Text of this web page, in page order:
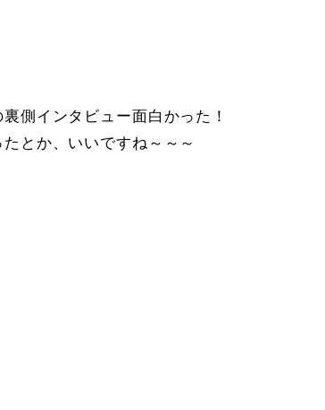
側インタビュー面白かった！
とか、いいですね～～～